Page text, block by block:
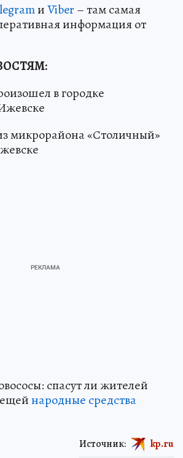
иViber – там самая
информация от
в городке
микрорайона «Столичный»
спасут ли жителей
народные средства
Источник: kp.ru